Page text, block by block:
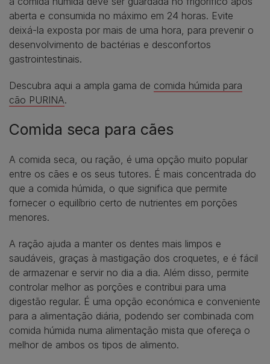
aberta e consumida no máximo em 24 horas. Evite
deixá-la exposta por mais de uma hora, para prevenir o
desenvolvimento de bactérias e desconfortos
gastrointestinais.
Descubra aqui a ampla gama de comida húmida para
cão PURINA.
Comida seca para cães
A comida seca, ou ração, é uma opção muito popular
entre os cães e os seus tutores. É mais concentrada do
que a comida húmida, o que significa que permite
fornecer o equilíbrio certo de nutrientes em porções
menores.
A ração ajuda a manter os dentes mais limpos e
saudáveis, graças à mastigação dos croquetes, e é fácil
de armazenar e servir no dia a dia. Além disso, permite
controlar melhor as porções e contribui para uma
digestão regular. É uma opção económica e conveniente
para a alimentação diária, podendo ser combinada com
comida húmida numa alimentação mista que ofereça o
melhor de ambos os tipos de alimento.